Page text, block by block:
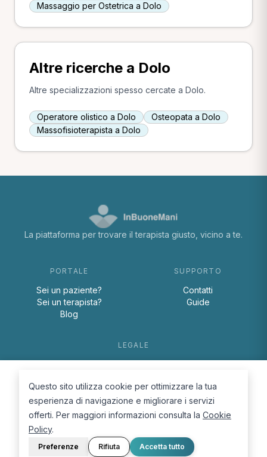
Massaggio per Ostetrica a Dolo
Altre ricerche a Dolo
Altre specializzazioni spesso cercate a Dolo.
Operatore olistico a Dolo
Osteopata a Dolo
Massofisioterapista a Dolo
La piattaforma per trovare il terapista giusto, vicino a te.
PORTALE
Sei un paziente?
Sei un terapista?
Blog
SUPPORTO
Contatti
Guide
LEGALE
Cookie Policy
Questo sito utilizza cookie per ottimizzare la tua
esperienza di navigazione e migliorare i servizi
offerti. Per maggiori informazioni consulta la Cookie
Policy.
Preferenze Rifiuta Accetta tutto